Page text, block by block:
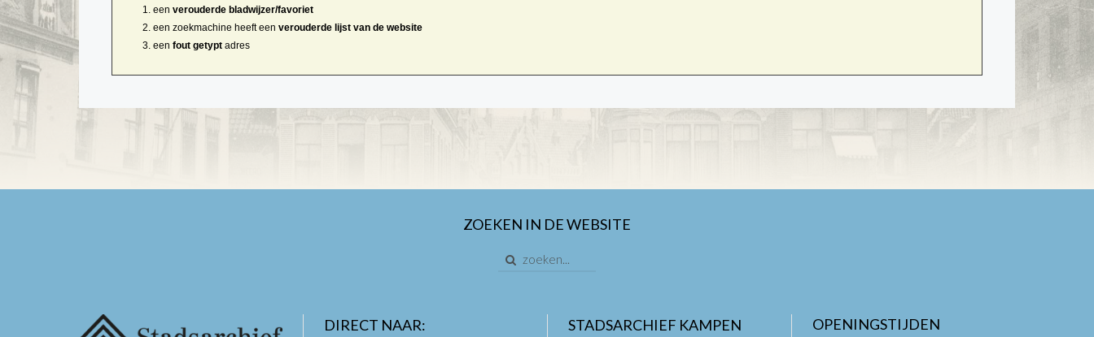
een verouderde bladwijzer/favoriet
een zoekmachine heeft een verouderde lijst van de website
een fout getypt adres
ZOEKEN IN DE WEBSITE
DIRECT NAAR:
STADSARCHIEF KAMPEN OPENINGSTIJDEN